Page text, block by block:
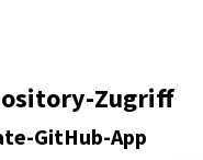
Zugriff
GitHub-App